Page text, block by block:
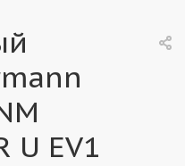
U EV1